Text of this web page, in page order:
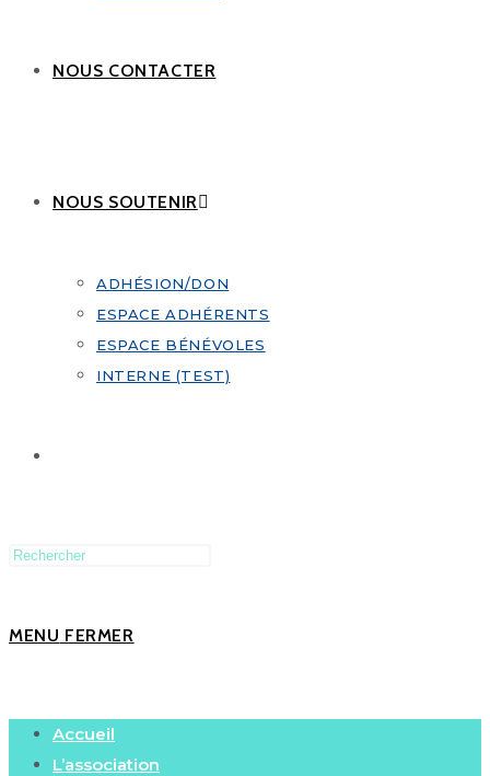
NOUS CONTACTER
NOUS SOUTENIR
ADHÉSION/DON
ESPACE ADHÉRENTS
ESPACE BÉNÉVOLES
INTERNE (TEST)
MENU FERMER
Accueil
L’association